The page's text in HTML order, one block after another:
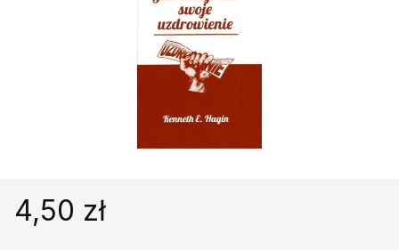
Książki obcojęzyczne
Podręczniki szkolne
Promocja
4,50 zł